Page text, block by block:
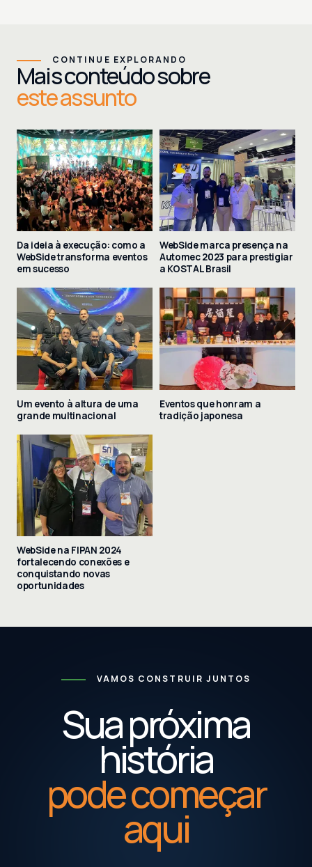
CONTINUE EXPLORANDO
Mais conteúdo sobre
este assunto
Da ideia à execução: como a
WebSide transforma eventos
em sucesso
WebSide marca presença na
Automec 2023 para prestigiar
a KOSTAL Brasil
Um evento à altura de uma
grande multinacional
Eventos que honram a
tradição japonesa
WebSide na FIPAN 2024
fortalecendo conexões e
conquistando novas
oportunidades
VAMOS CONSTRUIR JUNTOS
Sua próxima
história
pode começar
aqui